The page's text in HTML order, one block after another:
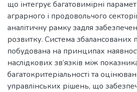
що інтегрує багатовимірні
аграрного і продовольчого
аналітичну рамку задля
розвитку. Система збалансованих
побудована на принципах
наслідкових зв’язків між
багатокритеріальності та
управлінських рішень, що